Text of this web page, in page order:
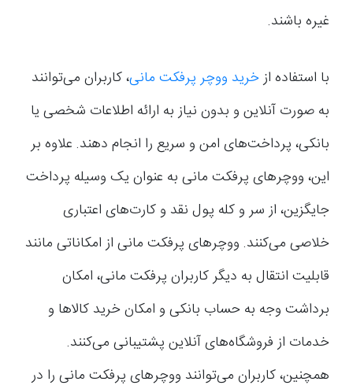
غیره باشند.
با استفاده ازخرید ووچر پرفکت مانی، کاربران می‌توانند
به صورت آنلاین و بدون نیاز به ارائه اطلاعات شخصی یا
بانکی، پرداخت‌های امن و سریع را انجام دهند. علاوه بر
این، ووچرهای پرفکت مانی به عنوان یک وسیله پرداخت
جایگزین، از سر و کله پول نقد و کارت‌های اعتباری
خلاصی می‌کنند. ووچرهای پرفکت مانی از امکاناتی مانند
قابلیت انتقال به دیگر کاربران پرفکت مانی، امکان
برداشت وجه به حساب بانکی و امکان خرید کالاها و
خدمات از فروشگاه‌های آنلاین پشتیبانی می‌کنند.
همچنین، کاربران می‌توانند ووچرهای پرفکت مانی را در